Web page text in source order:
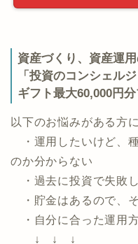
マネックス
資産づくり、資産運
「投資のコンシェル
ギフト最大60,000円分
以下のお悩みがある方
・運用したいけど、